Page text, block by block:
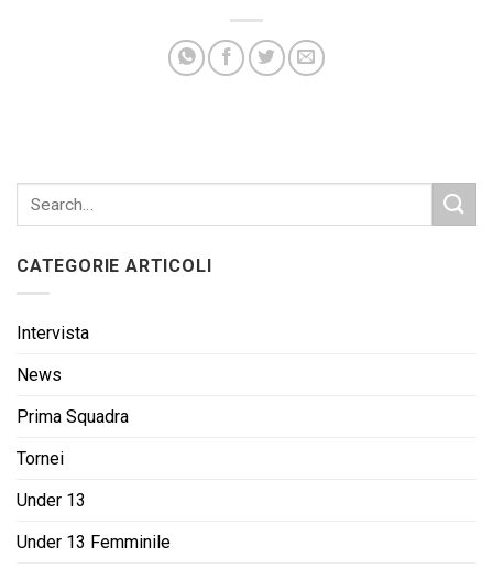
CATEGORIE ARTICOLI
Intervista
News
Prima Squadra
Tornei
Under 13
Under 13 Femminile